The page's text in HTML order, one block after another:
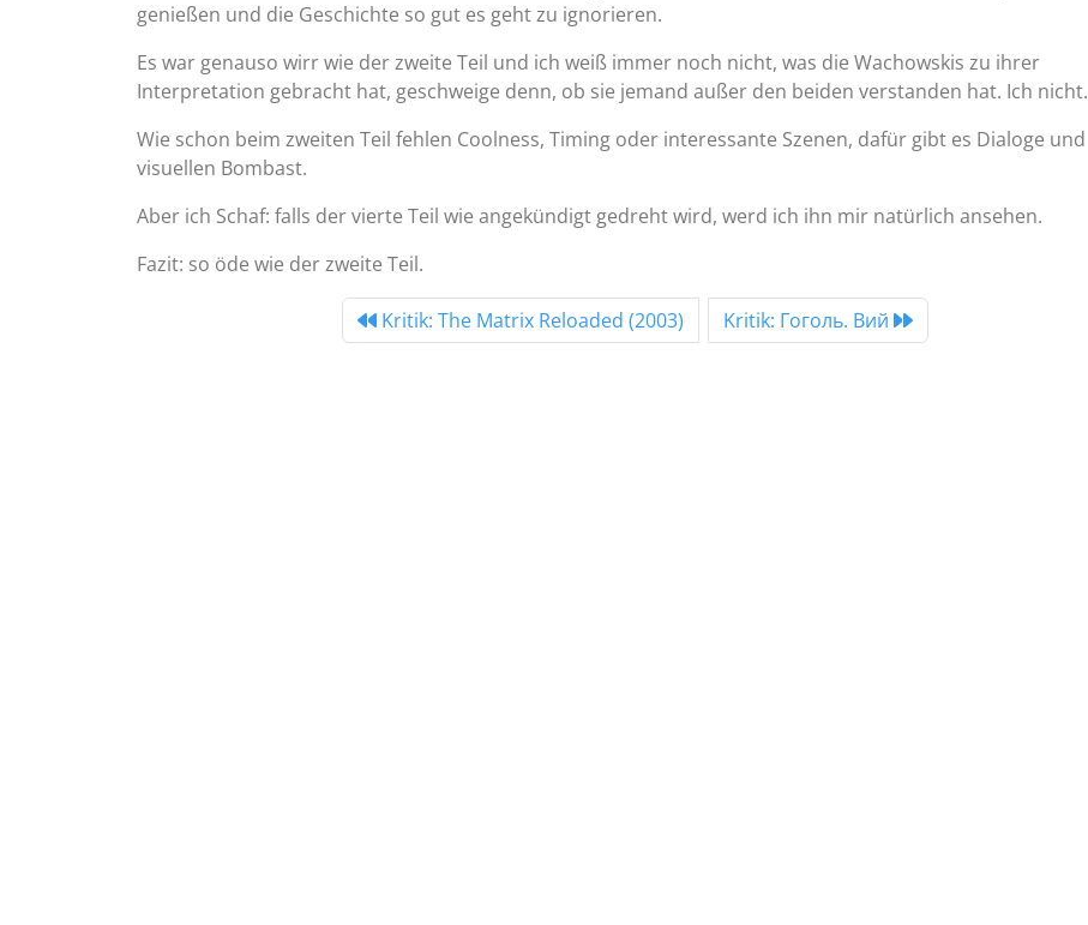
genießen und die Geschichte so gut es geht zu ignorieren.
Es war genauso wirr wie der zweite Teil und ich weiß immer noch nicht, was die Wachowskis zu ihrer
Interpretation gebracht hat, geschweige denn, ob sie jemand außer den beiden verstanden hat. Ich nicht.
Wie schon beim zweiten Teil fehlen Coolness, Timing oder interessante Szenen, dafür gibt es Dialoge und
visuellen Bombast.
Aber ich Schaf: falls der vierte Teil wie angekündigt gedreht wird, werd ich ihn mir natürlich ansehen.
Fazit: so öde wie der zweite Teil.
Kritik: The Matrix Reloaded (2003) Kritik: Гоголь. Вий